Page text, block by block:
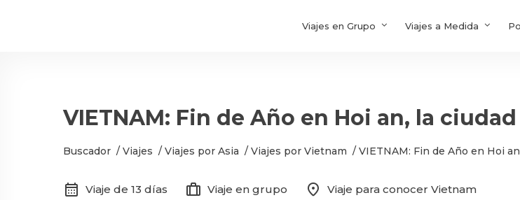
Viajes en Grupo Viajes a Medida
VIETNAM: Fin de Año en Hoi an, la
Buscador / Viajes / Viajes por Asia / Viajes por Vietnam / VIETNAM: Fin de Año en Hoi
calendar_month Viaje de 13 días trip Viaje en grupo location_on Viaje para conocer Vietnam